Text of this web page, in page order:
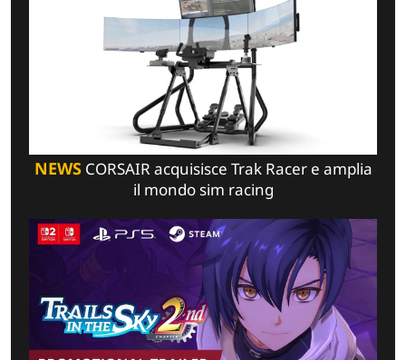
NEWSCORSAIR acquisisce Trak Racer e amplia
il mondo sim racing